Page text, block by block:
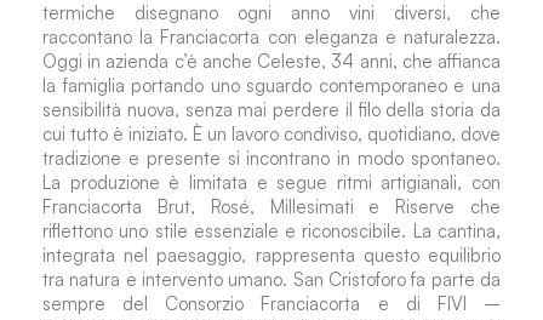
termiche disegnano ogni anno vini diversi, che
raccontano la Franciacorta con eleganza e naturalezza.
Oggi in azienda c’è anche Celeste, 34 anni, che affianca
la famiglia portando uno sguardo contemporaneo e una
sensibilità nuova, senza mai perdere il filo della storia da
cui tutto è iniziato. È un lavoro condiviso, quotidiano, dove
tradizione e presente si incontrano in modo spontaneo.
La produzione è limitata e segue ritmi artigianali, con
Franciacorta Brut, Rosé, Millesimati e Riserve che
riflettono uno stile essenziale e riconoscibile. La cantina,
integrata nel paesaggio, rappresenta questo equilibrio
tra natura e intervento umano. San Cristoforo fa parte da
sempre del Consorzio Franciacorta e di FIVI –